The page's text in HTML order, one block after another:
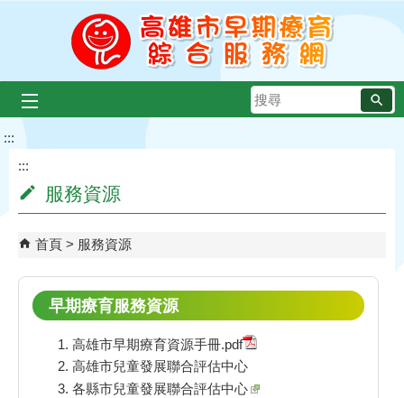
跳到主要內容區塊
搜
尋
:::
:::
服務資源
首頁 服務資源
早期療育服務資源
高雄市早期療育資源手冊.pdf
高雄市兒童發展聯合評估中心
各縣市兒童發展聯合評估中心